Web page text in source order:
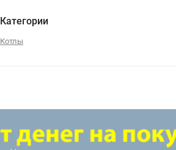
Категории
Котлы